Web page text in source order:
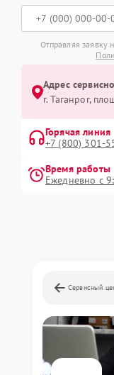
Отправляя заявку
Адрес
г. Таганрог,
Горячая линия
+7 (800) 301-
Время работы
Ежедневно с
Сервисный